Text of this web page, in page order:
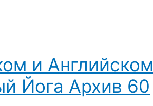
и Английском
Йога Архив 60